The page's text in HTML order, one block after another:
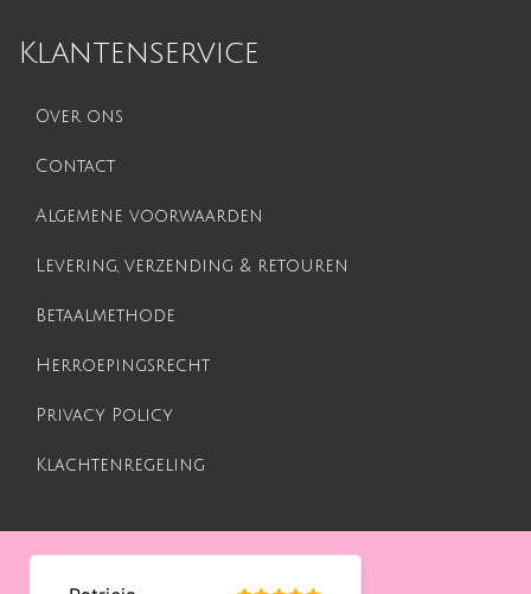
Klantenservice
Over ons
Contact
Algemene voorwaarden
Levering, verzending & retouren
Betaalmethode
Herroepingsrecht
Privacy Policy
Klachtenregeling